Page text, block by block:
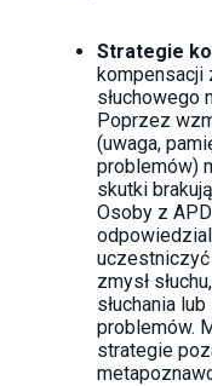
Strategie
kompensacji
słuchowego
Poprzez
(uwaga,
problemów)
skutki
Osoby z
zmysł
słuchania
problemów.
strategie